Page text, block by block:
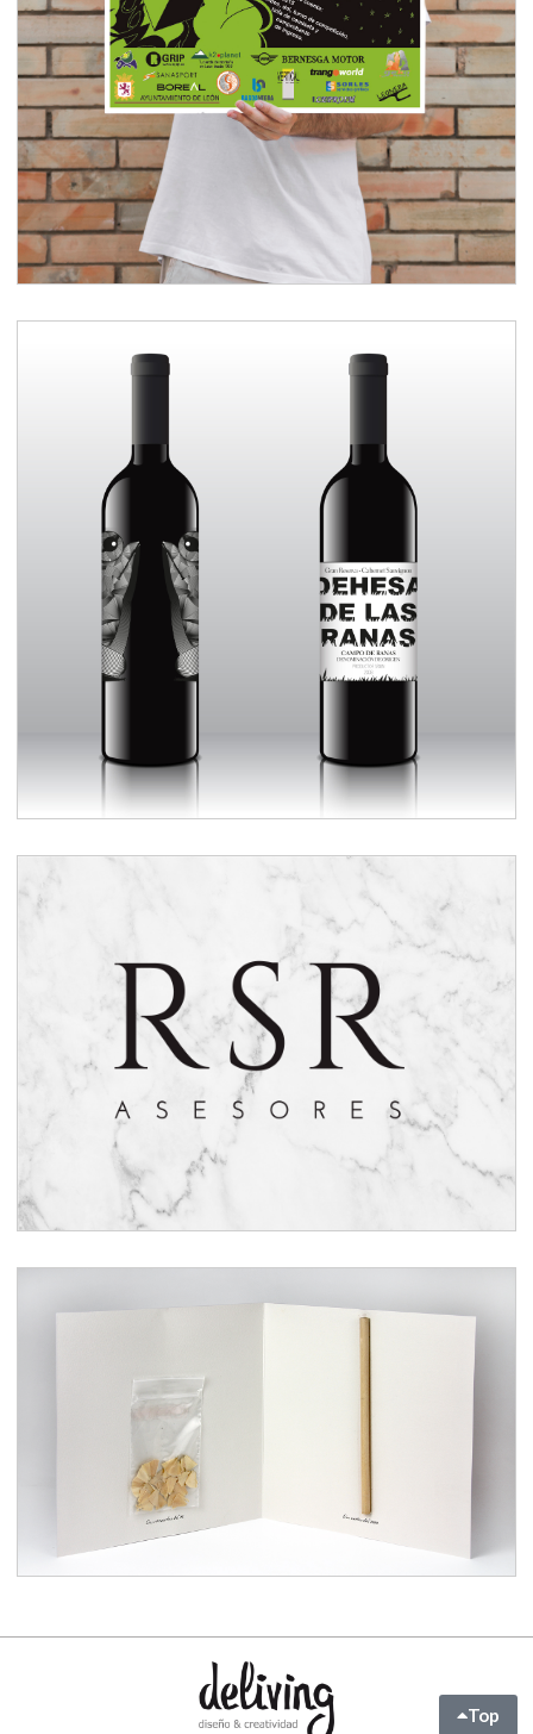
Posters aniversario La Nave
Diseño etiqueta de vino
Branding RSR Asesores
Xmas corporativo Young &
Rubicam
Top